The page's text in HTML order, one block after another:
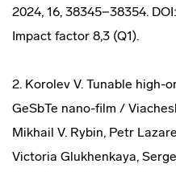
2024, 16, 38345−38354.
Impact factor 8,3 (Q1).
2. Korolev V. Tunable high-
GeSbTe nano-film /
Mikhail V. Rybin, Petr
Victoria Glukhenkaya,